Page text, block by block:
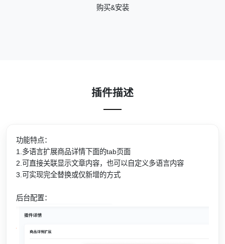
购买&安装
插件描述
功能特点：
1.多语言扩展商品详情下面的tab页面
2.可直接关联显示文章内容，也可以自定义多语言内容
3.可实现完全替换或仅新增的方式
后台配置：